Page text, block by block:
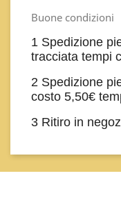
Buone condizioni
1 Spedizione
tracciata tempi
2 Spedizione
costo 5,50€
3 Ritiro in